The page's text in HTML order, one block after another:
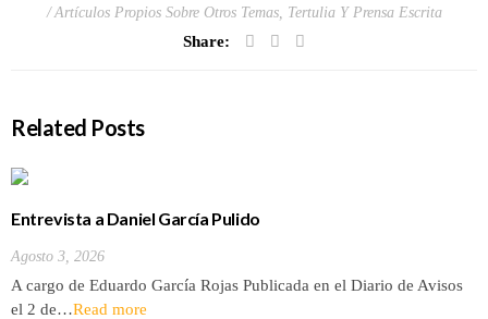
Artículos Propios Sobre Otros Temas, Tertulia Y Prensa Escrita
Share:
Related Posts
Entrevista a Daniel García Pulido
Agosto 3, 2026
A cargo de Eduardo García Rojas Publicada en el Diario de Avisos
el 2 de…Read more